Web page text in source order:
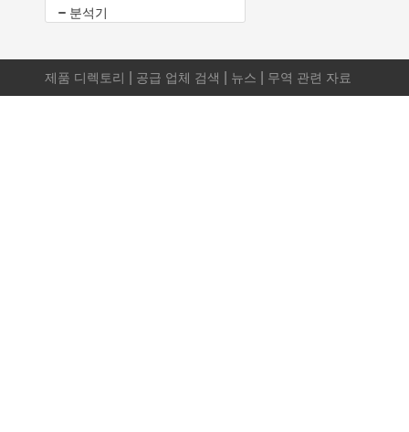
분석기
제품 디렉토리 공급 업체 검색 뉴스 무역 관련 자료